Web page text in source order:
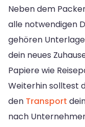
Neben dem
alle notwendigen
gehören
dein neues
Papiere wie
Weiterhin solltest
den Transport
nach